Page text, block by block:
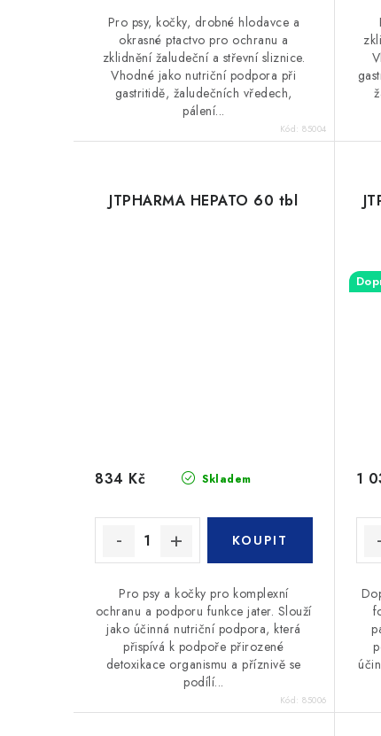
Pro psy, kočky, drobné hlodavce a
okrasné ptactvo pro ochranu a
zklidnění žaludeční a střevní sliznice.
Vhodné jako nutriční podpora při
gastritidě, žaludečních vředech,
pálení...
Kód: 85004
JTPHARMA HEPATO 60 tbl
Skladem
834 Kč
Pro psy a kočky pro komplexní
ochranu a podporu funkce jater. Slouží
jako účinná nutriční podpora, která
přispívá k podpoře přirozené
detoxikace organismu a příznivě se
podílí...
Kód: 85006
1